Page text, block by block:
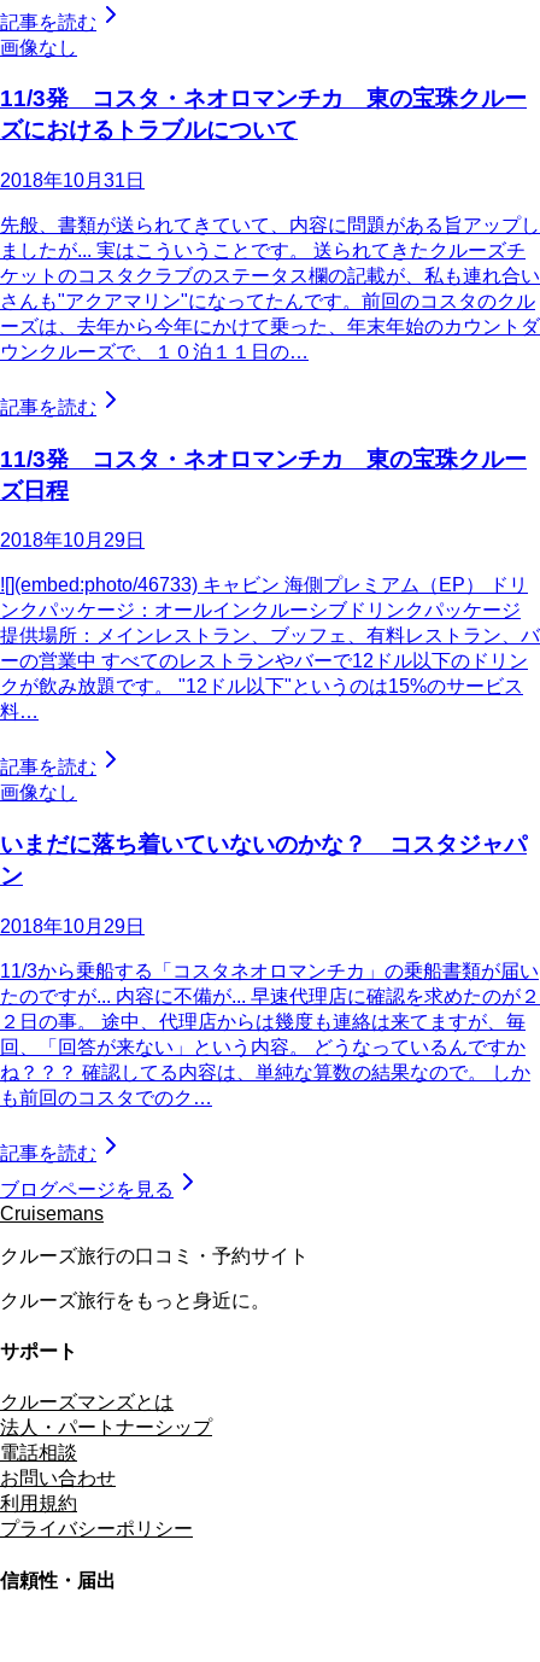
記事を読む
画像なし
11/3発 コスタ・ネオロマンチカ 東の宝珠クルー
ズにおけるトラブルについて
2018年10月31日
先般、書類が送られてきていて、内容に問題がある旨アップし
ましたが... 実はこういうことです。 送られてきたクルーズチ
ケットのコスタクラブのステータス欄の記載が、私も連れ合い
さんも"アクアマリン"になってたんです。前回のコスタのクル
ーズは、去年から今年にかけて乗った、年末年始のカウントダ
ウンクルーズで、１０泊１１日の…
記事を読む
11/3発 コスタ・ネオロマンチカ 東の宝珠クルー
ズ日程
2018年10月29日
![](embed:photo/46733) キャビン 海側プレミアム（EP） ドリ
ンクパッケージ：オールインクルーシブドリンクパッケージ
提供場所：メインレストラン、ブッフェ、有料レストラン、バ
ーの営業中 すべてのレストランやバーで12ドル以下のドリン
クが飲み放題です。 "12ドル以下"というのは15%のサービス
料…
記事を読む
画像なし
いまだに落ち着いていないのかな？ コスタジャパ
ン
2018年10月29日
11/3から乗船する「コスタネオロマンチカ」の乗船書類が届い
たのですが... 内容に不備が... 早速代理店に確認を求めたのが２
２日の事。 途中、代理店からは幾度も連絡は来てますが、毎
回、「回答が来ない」という内容。 どうなっているんですか
ね？？？ 確認してる内容は、単純な算数の結果なので。 しか
も前回のコスタでのク…
記事を読む
ブログページを見る
Cruisemans
クルーズ旅行の口コミ・予約サイト
クルーズ旅行をもっと身近に。
サポート
クルーズマンズとは
法人・パートナーシップ
電話相談
お問い合わせ
利用規約
プライバシーポリシー
信頼性・届出